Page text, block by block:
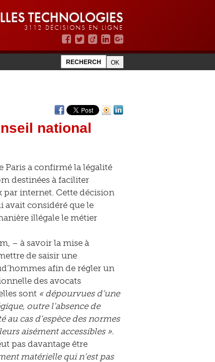
TECHNOLOGIES
3112 DÉCISIONS EN LIGNE
national
Paris a confirmé la légalité
destinées à faciliter
par internet. Cette décision
avait considéré que le
illégale le métier
– à savoir la mise à
de saisir une
afin de régler un
des avocats
sont « dépourvues d’une
outre l’absence de
au cas d’espèce des normes
aisément accessibles ».
pas davantage être
matérielle qui n’est pas